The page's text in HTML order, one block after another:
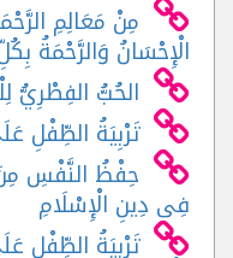
مِنْ مَعَالِمِ
الْإِحْسَانُ وَالرَّحْمَةُ
الحُبُّ الفِطْرِيُّ
تَرْبِيَةُ الطِّفْلِ
حِفْظُ النَّفْسِ
فِى دِينِ الْإِسْلَامِ
تَرْبِيَةُ الطِّفْلِ